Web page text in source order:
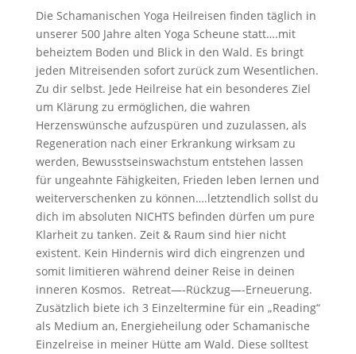
Die Schamanischen Yoga Heilreisen finden täglich in
unserer 500 Jahre alten Yoga Scheune statt….mit
beheiztem Boden und Blick in den Wald. Es bringt
jeden Mitreisenden sofort zurück zum Wesentlichen.
Zu dir selbst. Jede Heilreise hat ein besonderes Ziel
um Klärung zu ermöglichen, die wahren
Herzenswünsche aufzuspüren und zuzulassen, als
Regeneration nach einer Erkrankung wirksam zu
werden, Bewusstseinswachstum entstehen lassen
für ungeahnte Fähigkeiten, Frieden leben lernen und
weiterverschenken zu können….letztendlich sollst du
dich im absoluten NICHTS befinden dürfen um pure
Klarheit zu tanken. Zeit & Raum sind hier nicht
existent. Kein Hindernis wird dich eingrenzen und
somit limitieren während deiner Reise in deinen
inneren Kosmos. Retreat—-Rückzug—-Erneuerung.
Zusätzlich biete ich 3 Einzeltermine für ein „Reading“
als Medium an, Energieheilung oder Schamanische
Einzelreise in meiner Hütte am Wald. Diese solltest